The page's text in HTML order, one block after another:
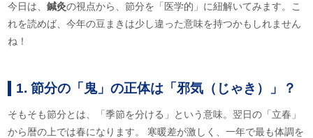
今日は、鍼灸の視点から、節分を「医学的」に紐解いてみます。こ
れを読めば、今年の豆まきは少し違った意味を持つかもしれません
ね！
1. 節分の「鬼」の正体は「邪気（じゃき）」？
そもそも節分とは、「季節を分ける」という意味。翌日の「立春」
から暦の上では春になります。 寒暖差が激しく、一年で最も体調を